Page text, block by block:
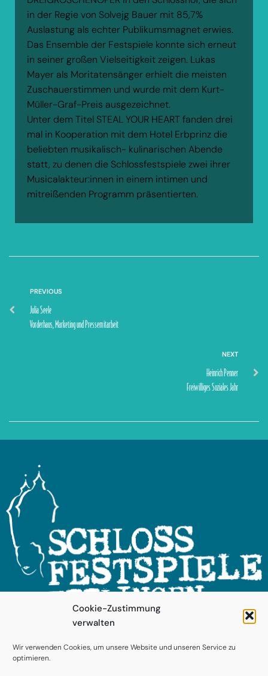
Cookie-Zustimmung
verwalten
Wir verwenden Cookies, um unsere Website und unseren Service zu
optimieren.
in der Regie von Solvejg Bauer mit 85,7%
Auslastung als echter Publikumsmagnet erwies.
Das Ensemble der Festspiele konnte sich erneut
in seiner großen Vielseitigkeit zeigen. Lukas
Mayer als Moritatensänger erhielt die meisten
Zuschauerstimmen und wurde mit dem Kurt-
Müller-Graf-Preis ausgezeichnet.
Unter dem Titel STEAL YOUR HEART fanden drei
mal in Kooperation mit dem Hotel Erbprinz die
beliebten musikalisch- kulinarischen Abende
statt, zu denen die Schlossfestspiele zwei ihrer
Musicalakteur:innen in einem intimen und
mitreißenden Programm präsentierten.
PREVIOUS
Julia Seele
Vorderhaus, Marketing und Pressemitarbeit
NEXT
Heinrich Penner
Freiwilliges Soziales Jahr
FOLGEN SIE UNS!